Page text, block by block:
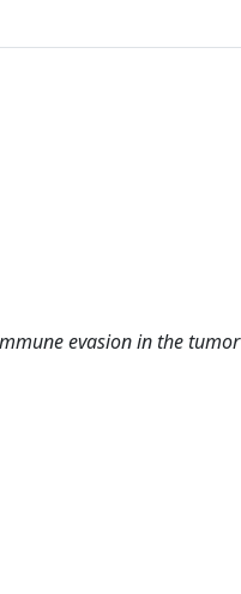
evasion in the tumor